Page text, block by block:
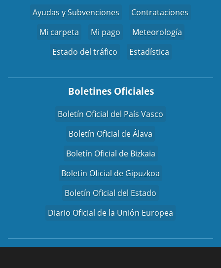
Ayudas y Subvenciones
Contrataciones
Mi carpeta
Mi pago
Meteorología
Estado del tráfico
Estadística
Boletines Oficiales
Boletín Oficial del País Vasco
Boletín Oficial de Álava
Boletín Oficial de Bizkaia
Boletín Oficial de Gipuzkoa
Boletín Oficial del Estado
Diario Oficial de la Unión Europea